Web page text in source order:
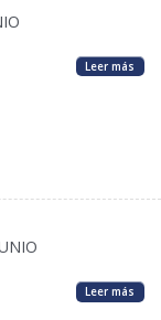
Leer más
Leer más